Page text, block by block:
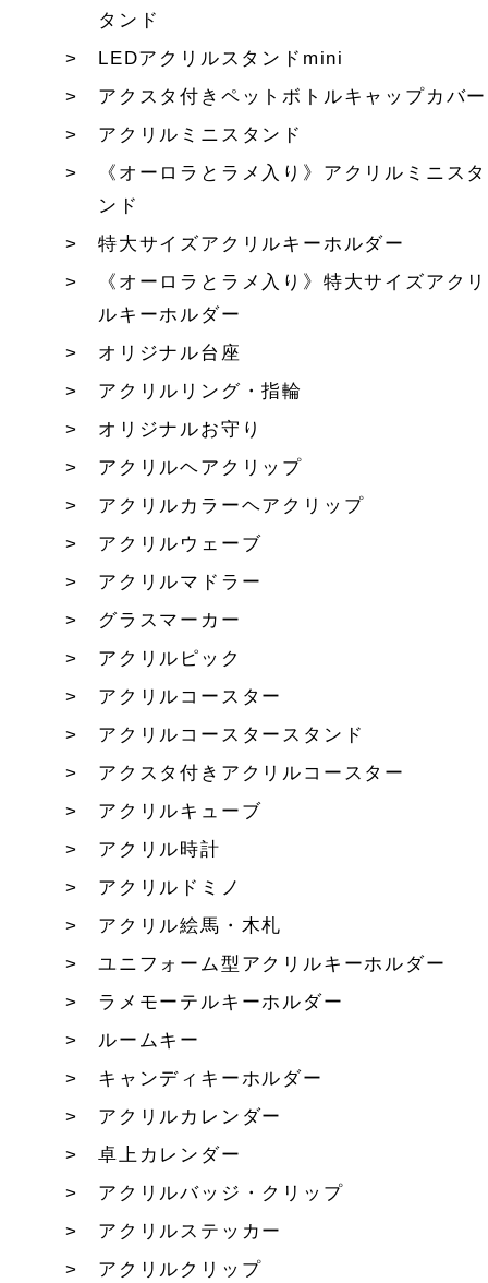
タンド
LEDアクリルスタンドmini
アクスタ付きペットボトルキャップカバー
アクリルミニスタンド
《オーロラとラメ入り》アクリルミニスタ
ンド
特大サイズアクリルキーホルダー
《オーロラとラメ入り》特大サイズアクリ
ルキーホルダー
オリジナル台座
アクリルリング・指輪
オリジナルお守り
アクリルヘアクリップ
アクリルカラーヘアクリップ
アクリルウェーブ
アクリルマドラー
グラスマーカー
アクリルピック
アクリルコースター
アクリルコースタースタンド
アクスタ付きアクリルコースター
アクリルキューブ
アクリル時計
アクリルドミノ
アクリル絵馬・木札
ユニフォーム型アクリルキーホルダー
ラメモーテルキーホルダー
ルームキー
キャンディキーホルダー
アクリルカレンダー
卓上カレンダー
アクリルバッジ・クリップ
アクリルステッカー
アクリルクリップ